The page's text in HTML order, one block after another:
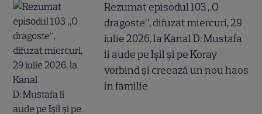
Rezumat episodul 103 „O
dragoste”, difuzat miercuri, 29
iulie 2026, la Kanal D: Mustafa
îi aude pe Ișil și pe Koray
vorbind și creează un nou haos
în familie